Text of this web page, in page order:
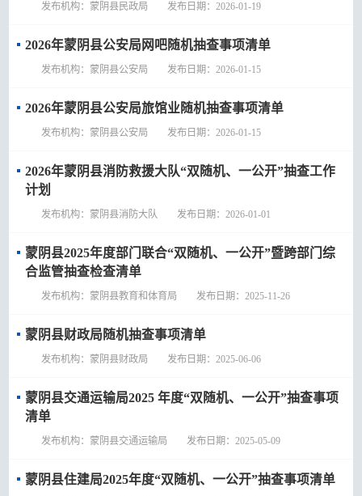
发布机构：蒙阴县民政局 发布日期：2026-01-19
2026年蒙阴县公安局网吧随机抽查事项清单
发布机构：蒙阴县公安局 发布日期：2026-01-15
2026年蒙阴县公安局旅馆业随机抽查事项清单
发布机构：蒙阴县公安局 发布日期：2026-01-15
2026年蒙阴县消防救援大队“双随机、一公开”抽查工作
计划
发布机构：蒙阴县消防大队 发布日期：2026-01-01
蒙阴县2025年度部门联合“双随机、一公开”暨跨部门综
合监管抽查检查清单
发布机构：蒙阴县教育和体育局 发布日期：2025-11-26
蒙阴县财政局随机抽查事项清单
发布机构：蒙阴县财政局 发布日期：2025-06-06
蒙阴县交通运输局2025 年度“双随机、一公开”抽查事项
清单
发布机构：蒙阴县交通运输局 发布日期：2025-05-09
蒙阴县住建局2025年度“双随机、一公开”抽查事项清单